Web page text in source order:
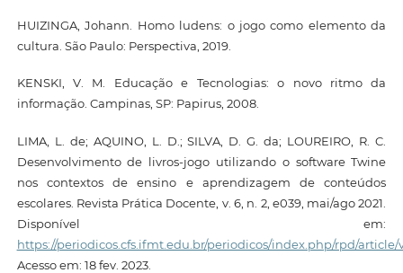
HUIZINGA, Johann. Homo ludens: o jogo como elemento da
cultura. São Paulo: Perspectiva, 2019.
KENSKI, V. M. Educação e Tecnologias: o novo ritmo da
informação. Campinas, SP: Papirus, 2008.
LIMA, L. de; AQUINO, L. D.; SILVA, D. G. da; LOUREIRO, R. C.
Desenvolvimento de livros-jogo utilizando o software Twine
nos contextos de ensino e aprendizagem de conteúdos
escolares. Revista Prática Docente, v. 6, n. 2, e039, mai/ago 2021.
Disponível em:
https://periodicos.cfs.ifmt.edu.br/periodicos/index.php/rpd/article/
Acesso em: 18 fev. 2023.